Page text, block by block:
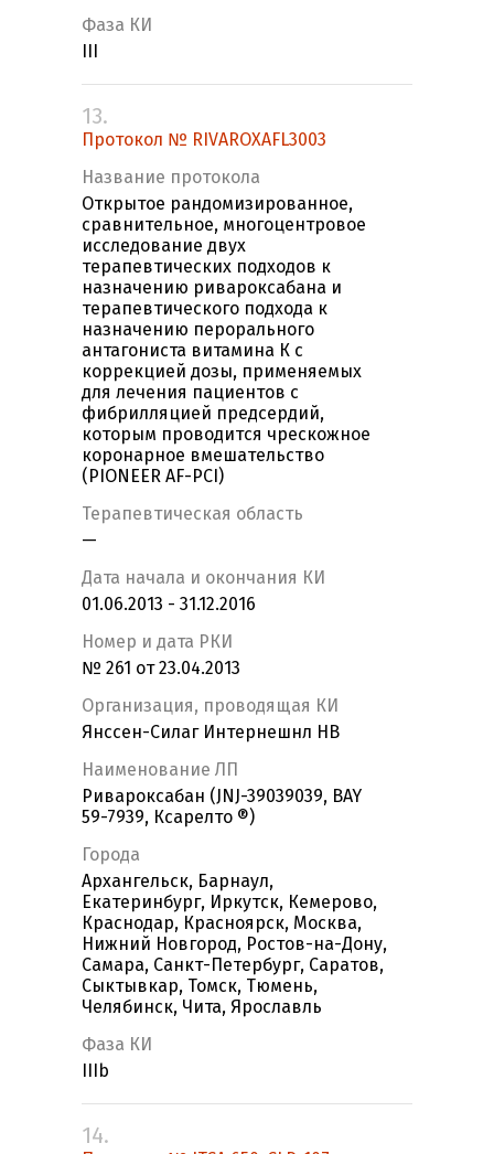
Фаза КИ
13.
Протокол № RIVAROXAFL3003
Название протокола
Открытое рандомизированное,
сравнительное, многоцентровое
исследование двух
терапевтических подходов к
назначению ривароксабана и
терапевтического подхода к
назначению перорального
антагониста витамина К с
коррекцией дозы, применяемых
для лечения пациентов с
фибрилляцией предсердий,
которым проводится чрескожное
коронарное вмешательство
(PIONEER AF-PCI)
Терапевтическая область
—
Дата начала и окончания КИ
01.06.2013 - 31.12.2016
Номер и дата РКИ
№ 261 от 23.04.2013
Организация, проводящая КИ
Янссен-Силаг Интернешнл НВ
Наименование ЛП
Ривароксабан (JNJ-39039039, BAY
59-7939, Ксарелто ®)
Города
Архангельск, Барнаул,
Екатеринбург, Иркутск, Кемерово,
Краснодар, Красноярск, Москва,
Нижний Новгород, Ростов-на-Дону,
Самара, Санкт-Петербург, Саратов,
Сыктывкар, Томск, Тюмень,
Челябинск, Чита, Ярославль
Фаза КИ
IIIb
14.